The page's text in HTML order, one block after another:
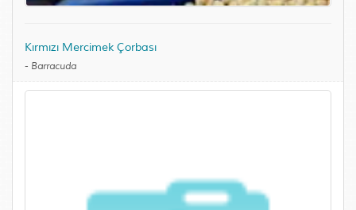
Kırmızı Mercimek Çorbası
- Barracuda